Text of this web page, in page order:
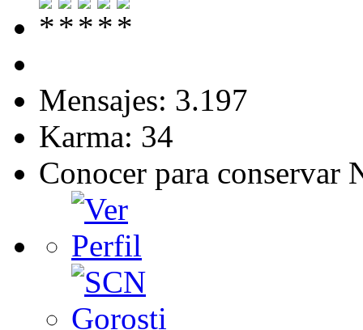
Mensajes: 3.197
Karma: 34
Conocer para conservar